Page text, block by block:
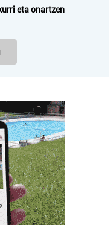
eta onartzen